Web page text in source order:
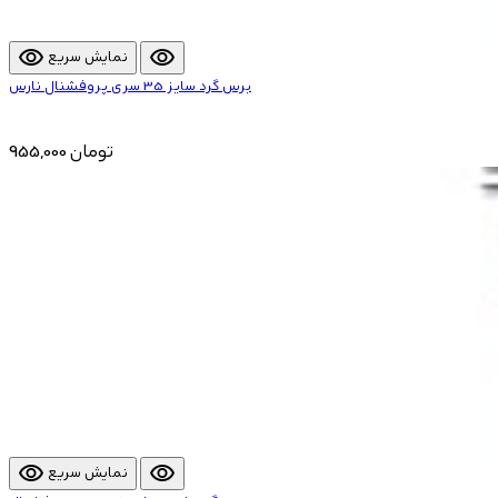
visibility نمایش سریع visibility
برس گرد سایز 35 سری پروفشنال نارس
955,000 تومان
visibility نمایش سریع visibility